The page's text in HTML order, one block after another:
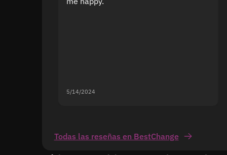
5/14/2024
Todas las reseñas en BestChange